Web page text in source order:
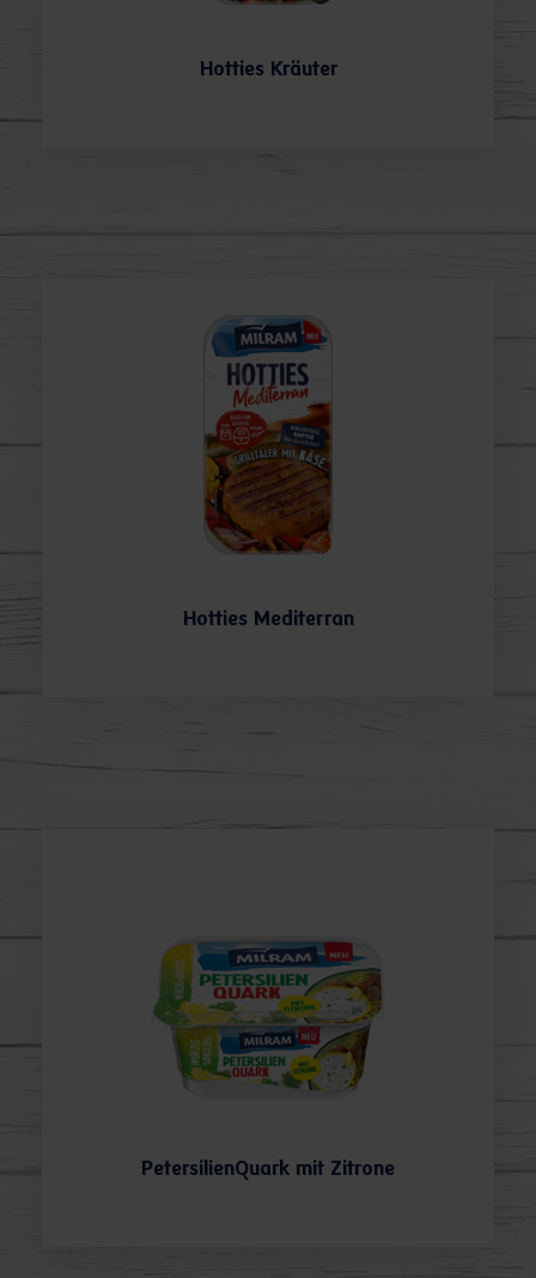
Hotties Kräuter
Hotties Mediterran
PetersilienQuark mit Zitrone